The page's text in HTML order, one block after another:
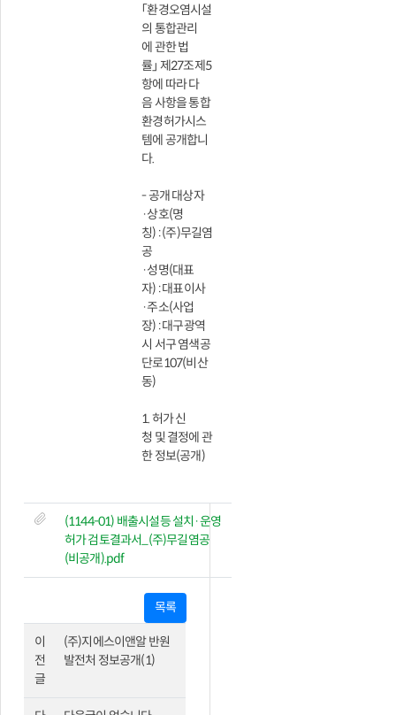
「환경오염시설
의 통합관리
에 관한 법
률」 제27조제5
항에 따라 다
음 사항을 통합
환경허가시스
템에 공개합니
다.
- 공개 대상자
·상호(명
칭) : (주)무길염
공
·성명(대표
자) : 대표이사
·주소(사업
장) : 대구광역
시 서구 염색공
단로107(비산
동)
1. 허가 신
청 및 결정에 관
한 정보(공개)
(1144-01) 배출시설등 설치·운영
허가 검토결과서_(주)무길염공
(비공개).pdf
목록
이
전
글
(주)지에스이앤알 반원
발전처 정보공개(1)